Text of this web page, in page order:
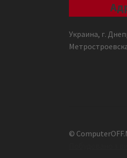
Украина, г.
©